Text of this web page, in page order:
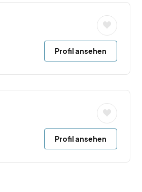
Profil ansehen
Profil ansehen